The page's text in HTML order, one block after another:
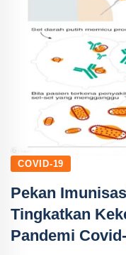
COVID-19
Pekan
Tingkatkan
Pandemi